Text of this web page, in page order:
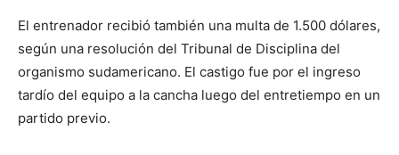
El entrenador recibió también una multa de 1.500 dólares,
según una resolución del Tribunal de Disciplina del
organismo sudamericano. El castigo fue por el ingreso
tardío del equipo a la cancha luego del entretiempo en un
partido previo.